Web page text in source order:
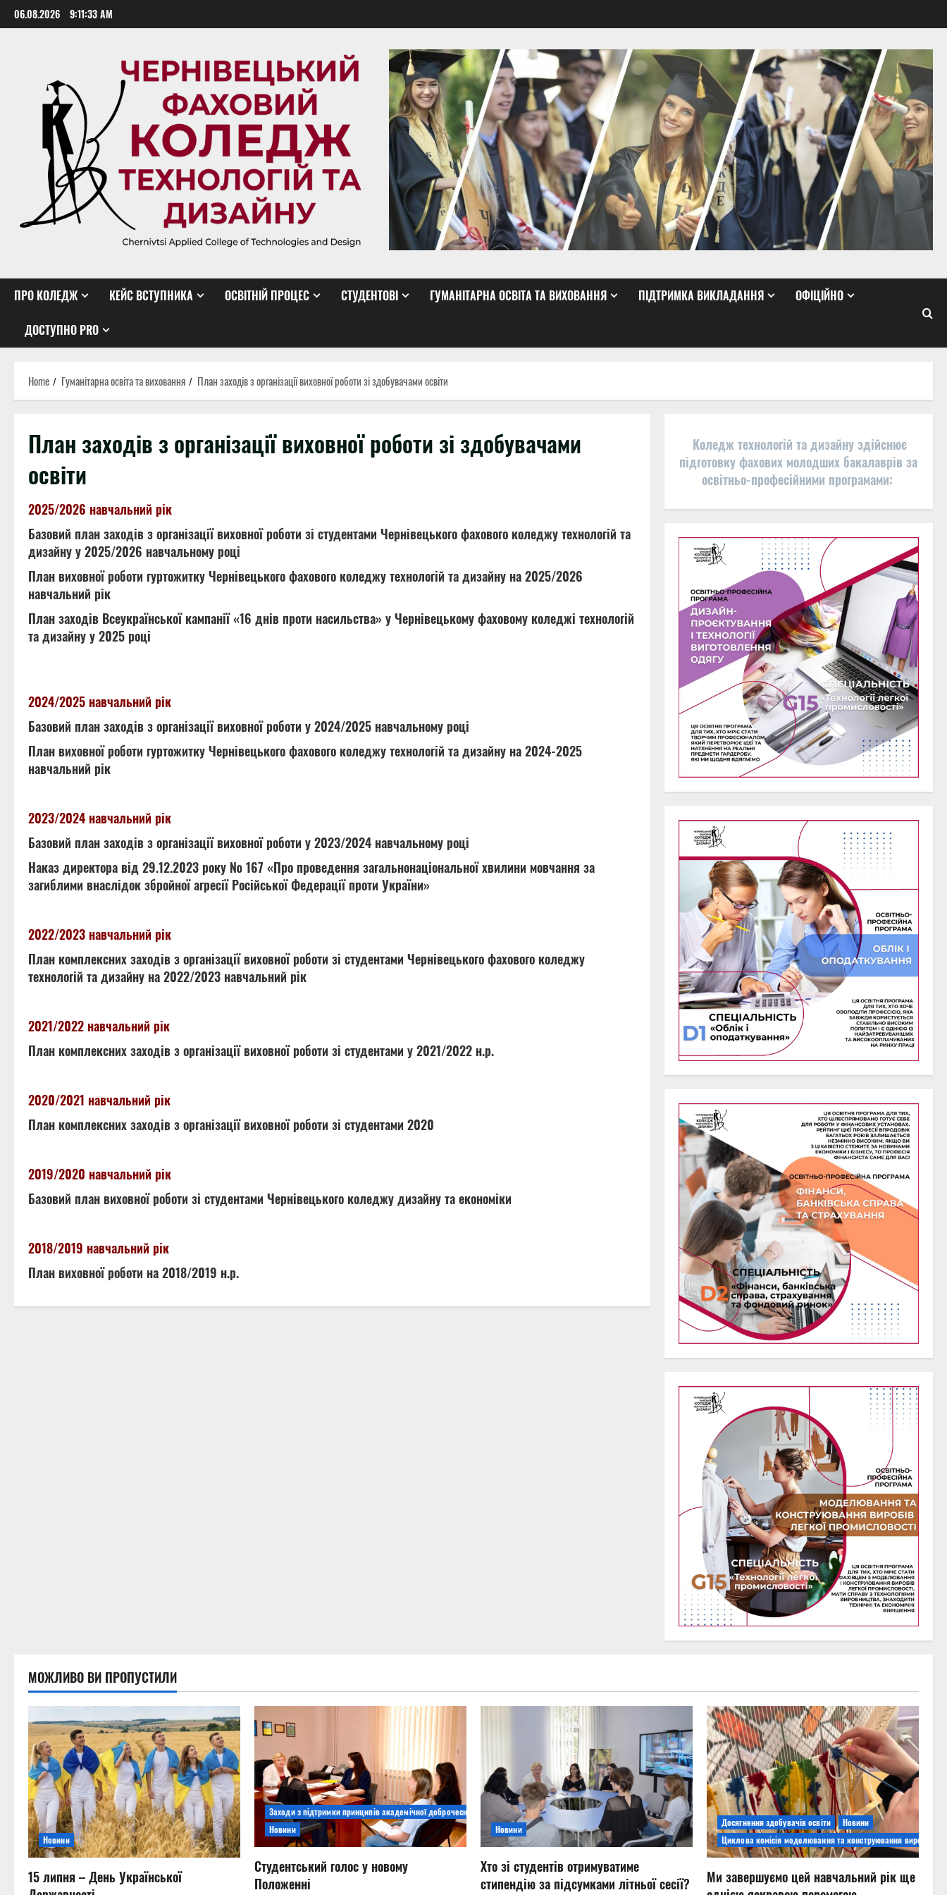
Skip
to
06.08.2026 9:11:34 AM
ПРО КОЛЕДЖ КЕЙС ВСТУПНИКА ОСВІТНІЙ ПРОЦЕС СТУДЕНТОВІ ГУМАНІТАРНА ОСВІТА ТА ВИХОВАННЯ ПІДТРИМКА ВИКЛАДАННЯ ОФІЦІЙНО
ДОСТУПНО PRO
Home Гуманітарна освіта та виховання План заходів з організації виховної роботи зі здобувачами освіти
План заходів з організації виховної роботи зі здобувачами
освіти
2025/2026 навчальний рік
Базовий план заходів з організації виховної роботи зі студентами Чернівецького фахового коледжу технологій та
дизайну у 2025/2026 навчальному році
План виховної роботи гуртожитку Чернівецького фахового коледжу технологій та дизайну на 2025/2026
навчальний рік
План заходів Всеукраїнської кампанії «16 днів проти насильства» у Чернівецькому фаховому коледжі технологій
та дизайну у 2025 році
2024/2025 навчальний рік
Базовий план заходів з організації виховної роботи у 2024/2025 навчальному році
План виховної роботи гуртожитку Чернівецького фахового коледжу технологій та дизайну на 2024-2025
навчальний рік
2023/2024 навчальний рік
Базовий план заходів з організації виховної роботи у 2023/2024 навчальному році
Наказ директора від 29.12.2023 року № 167 «Про проведення загальнонаціональної хвилини мовчання за
загиблими внаслідок збройної агресії Російської Федерації проти України»
2022/2023 навчальний рік
План комплексних заходів з організації виховної роботи зі студентами Чернівецького фахового коледжу
технологій та дизайну на 2022/2023 навчальний рік
2021/2022 навчальний рік
План комплексних заходів з організації виховної роботи зі студентами у 2021/2022 н.р.
2020/2021 навчальний рік
План комплексних заходів з організації виховної роботи зі студентами 2020
2019/2020 навчальний рік
Базовий план виховної роботи зі студентами Чернівецького коледжу дизайну та економіки
2018/2019 навчальний рік
План виховної роботи на 2018/2019 н.р.
Коледж технологій та дизайну здійснює
підготовку фахових молодших бакалаврів за
освітньо-професійними програмами:
МОЖЛИВО ВИ ПРОПУСТИЛИ
Новини
15 липня – День Української
Заходи з підтримки принципів академічної доброчесності
Новини
Студентський голос у новому
Положенні
Новини
Хто зі студентів отримуватиме
стипендію за підсумками літньої сесії?
Досягнення здобувачів освіти
Новини
Циклова комісія моделювання та конструювання виробів
Ми завершуємо цей навчальний рік ще